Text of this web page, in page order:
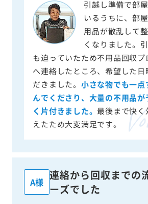
引越し準備で部
いるうちに、部
用品が散乱して
くなりました。
も迫っていたため不用品回収プ
へ連絡したところ、希望した日
だきました。 小さな物でも一
んでくださり、大量の不用品
く片付きました。 最後まで快
えたため大変満足です。
A様
連絡から回収までの
ーズでした